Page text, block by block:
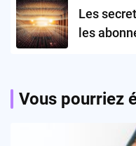
Les
les
Vous pourriez